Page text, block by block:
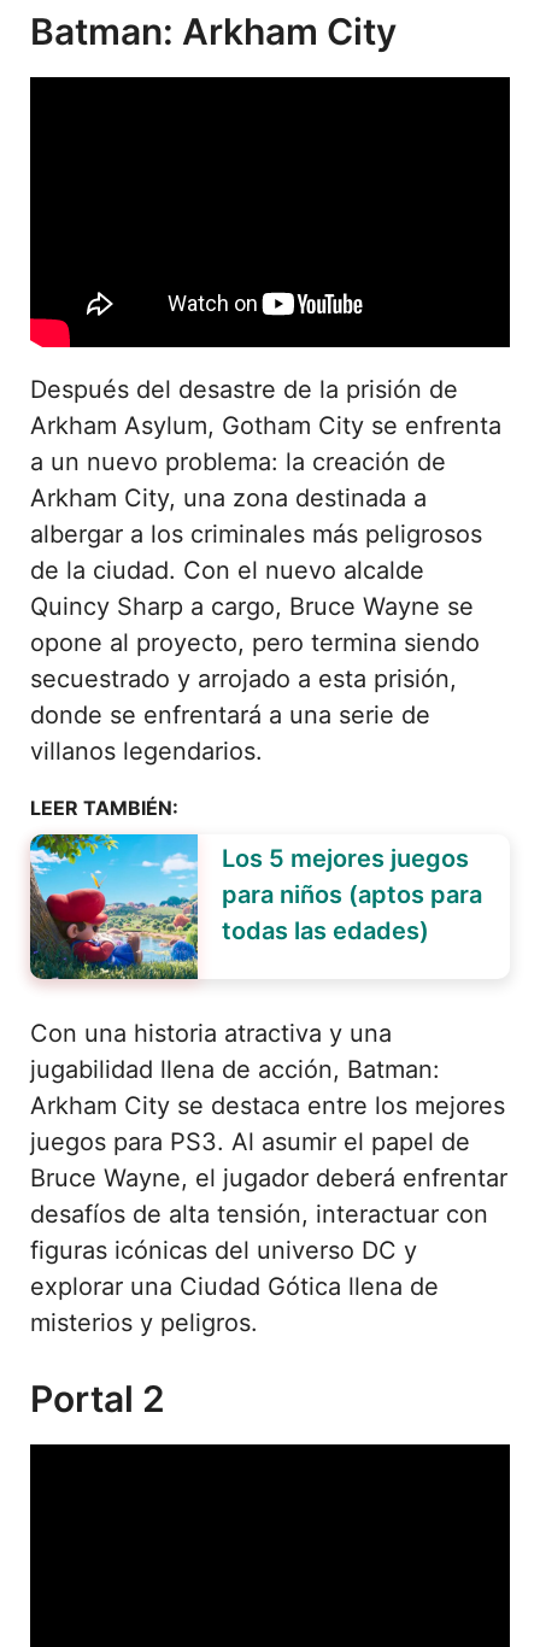
Batman: Arkham City
Después del desastre de la prisión de
Arkham Asylum, Gotham City se enfrenta
a un nuevo problema: la creación de
Arkham City, una zona destinada a
albergar a los criminales más peligrosos
de la ciudad. Con el nuevo alcalde
Quincy Sharp a cargo, Bruce Wayne se
opone al proyecto, pero termina siendo
secuestrado y arrojado a esta prisión,
donde se enfrentará a una serie de
villanos legendarios.
LEER TAMBIÉN:
Los 5 mejores juegos
para niños (aptos para
todas las edades)
Con una historia atractiva y una
jugabilidad llena de acción, Batman:
Arkham City se destaca entre los mejores
juegos para PS3. Al asumir el papel de
Bruce Wayne, el jugador deberá enfrentar
desafíos de alta tensión, interactuar con
figuras icónicas del universo DC y
explorar una Ciudad Gótica llena de
misterios y peligros.
Portal 2